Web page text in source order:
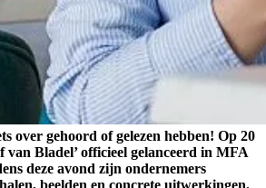
over gehoord of gelezen hebben! Op 20
Bladel’ officieel gelanceerd in MFA
deze avond zijn ondernemers
beelden en concrete uitwerkingen.